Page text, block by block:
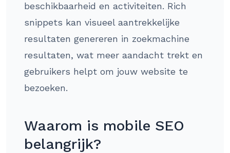
beschikbaarheid en activiteiten. Rich
snippets kan visueel aantrekkelijke
resultaten genereren in zoekmachine
resultaten, wat meer aandacht trekt en
gebruikers helpt om jouw website te
bezoeken.
Waarom is mobile SEO
belangrijk?